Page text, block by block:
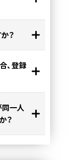
？
、登録
同一人
？